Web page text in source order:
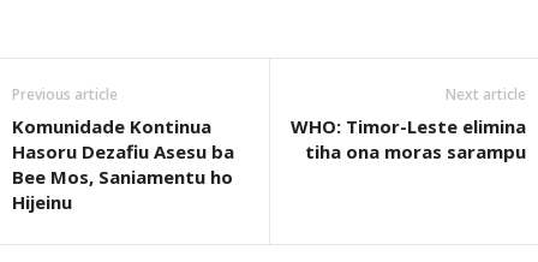
Previous article
Komunidade Kontinua
Hasoru Dezafiu Asesu ba
Bee Mos, Saniamentu ho
Hijeinu
Next article
WHO: Timor-Leste elimina
tiha ona moras sarampu